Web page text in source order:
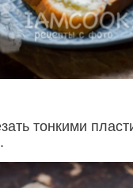
тонкими